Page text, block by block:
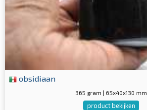
obsidiaan
365 gram | 65x40x130 mm
product bekijken